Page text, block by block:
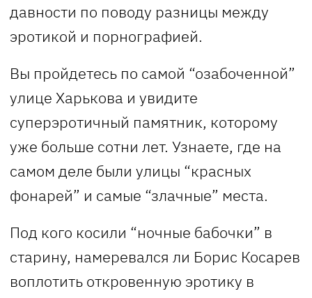
давности по поводу разницы между
эротикой и порнографией.
Вы пройдетесь по самой “озабоченной”
улице Харькова и увидите
суперэротичный памятник, которому
уже больше сотни лет. Узнаете, где на
самом деле были улицы “красных
фонарей” и самые “злачные” места.
Под кого косили “ночные бабочки” в
старину, намеревался ли Борис Косарев
воплотить откровенную эротику в